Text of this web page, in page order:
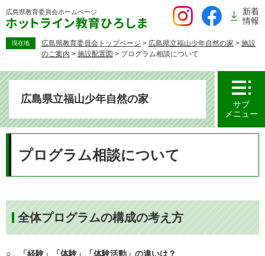
ー
広島県教育委員会ホームページ
新着
情報
現在地 広島県教育委員会トップページ > 広島県立福山少年自然の家 > 施設
のご案内 > 施設配置図 > プログラム相談について
広島県立福山少年自然の家
サブ
メニュー
プログラム相談について
全体プログラムの構成の考え方
○ 「経験」「体験」「体験活動」の違いは？